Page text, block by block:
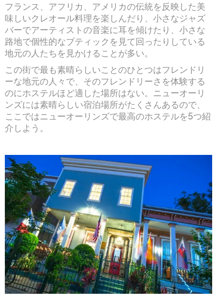
フランス、アフリカ、アメリカの伝統を反映した美
味しいクレオール料理を楽しんだり、小さなジャズ
バーでアーティストの音楽に耳を傾けたり、小さな
路地で個性的なブティックを見て回ったりしている
地元の人たちを見かけることが多い。
この街で最も素晴らしいことのひとつはフレンドリ
ーな地元の人々で、そのフレンドリーさを体験する
のにホステルほど適した場所はない。ニューオーリ
ンズには素晴らしい宿泊場所がたくさんあるので、
ここではニューオーリンズで最高のホステルを5つ紹
介しよう。